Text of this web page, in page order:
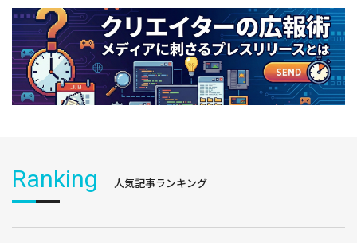
Ranking 人気記事ランキング